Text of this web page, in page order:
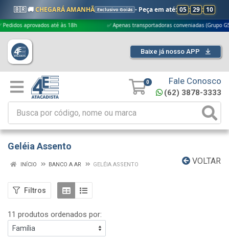
🇧🇷 🚚CHEGARÁ AMANHÃ Exclusivo Goiás - Peça em até: 05 : 29 : 10
aprovados até às 18h ✅ Apenas transportadoras conveniadas (Grupo G5)
Baixe já nosso APP
0 Fale Conosco
(62) 3878-3333
Geléia Assento
VOLTAR
INÍCIO BANCO A AR GELÉIA ASSENTO
Filtros
11 produtos ordenados por: